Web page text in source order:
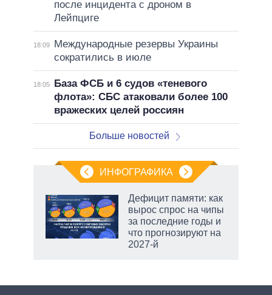
после инцидента с дроном в
Лейпциге
18:09
Международные резервы Украины
сократились в июле
18:05
База ФСБ и 6 судов «теневого
флота»: СБС атаковали более 100
вражеских целей россиян
Больше новостей
ИНФОГРАФИКА
Дефицит памяти: как
вырос спрос на чипы
за последние годы и
что прогнозируют на
2027-й